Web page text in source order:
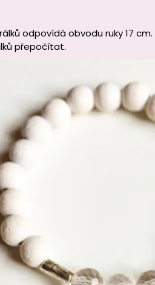
odpovídá obvodu ruky 17
přepočítat.